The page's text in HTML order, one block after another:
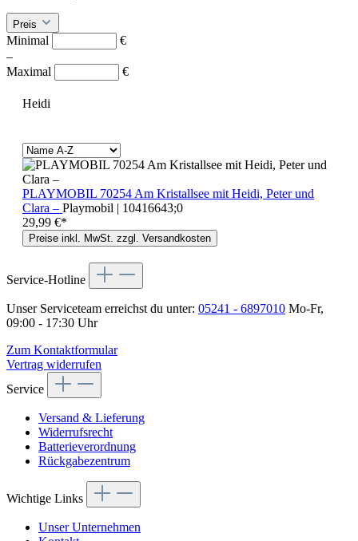
Preis
Minimal
€
–
Maximal
€
Heidi
PLAYMOBIL 70254 Am Kristallsee mit Heidi, Peter und
Clara – Playmobil | 10416643;0
29,99 €*
Preise inkl. MwSt. zzgl. Versandkosten
Service-Hotline
Unser Serviceteam erreichst du unter: 05241 - 6897010 Mo-Fr,
09:00 - 17:30 Uhr
Zum Kontaktformular
Vertrag widerrufen
Service
Versand & Lieferung
Widerrufsrecht
Batterieverordnung
Rückgabezentrum
Wichtige Links
Unser Unternehmen